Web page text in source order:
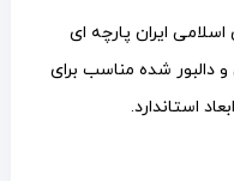
ایران پارچه ای
دالبور شده مناسب برای
استاندارد.